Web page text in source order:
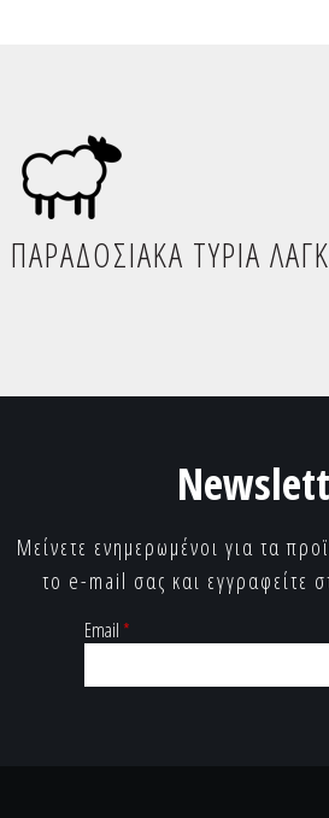
ΠΑΡΑΔΟΣΙΑΚΑ ΤΥΡΙΑ
Μείνετε ενημερωμένοι για τα
το e-mail σας και εγγραφείτε
Email*